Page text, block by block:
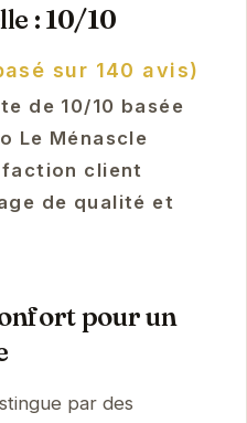
: 10/10
sur 140 avis)
de 10/10 basée
Le Ménascle
client
de qualité et
pour un
par des